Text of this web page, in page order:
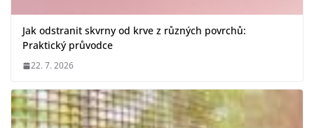
Jak odstranit skvrny od krve z různých povrchů:
Praktický průvodce
22. 7. 2026